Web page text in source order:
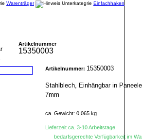
Warenträger Einfachhaken
Artikelnummer
15350003
Artikelnummer: 15350003
Stahlblech, Einhängbar in
7mm
ca. Gewicht: 0,065 kg
Lieferzeit ca. 3-10 Arbeitstage
bedarfsgerechte Verfügbarkeit im